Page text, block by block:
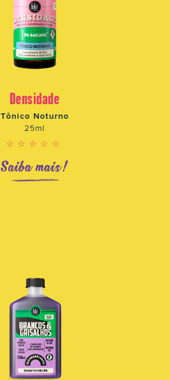
Densidade
Tônico Noturno
25ml
☆☆☆☆☆
Saiba mais!